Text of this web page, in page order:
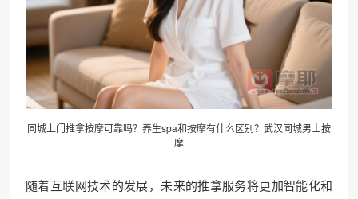
同城上门推拿按摩可靠吗？养生spa和按摩有什么区别？武汉同城男士按
摩
随着互联网技术的发展，未来的推拿服务将更加智能化和